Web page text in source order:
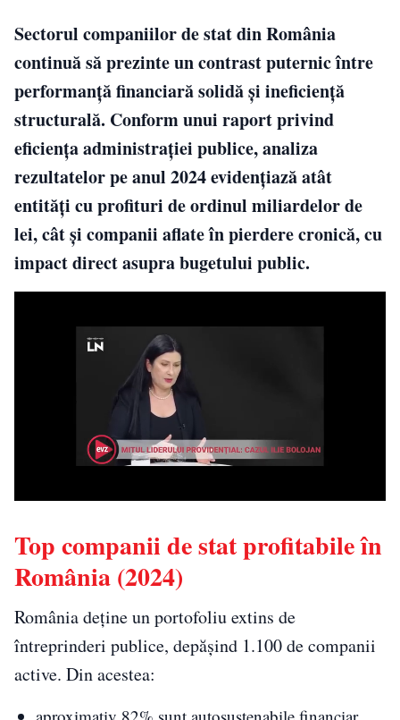
Sectorul companiilor de stat din România
continuă să prezinte un contrast puternic între
performanță financiară solidă și ineficiență
structurală. Conform unui raport privind
eficiența administrației publice, analiza
rezultatelor pe anul 2024 evidențiază atât
entități cu profituri de ordinul miliardelor de
lei, cât și companii aflate în pierdere cronică, cu
impact direct asupra bugetului public.
Top companii de stat profitabile în
România (2024)
România deține un portofoliu extins de
întreprinderi publice, depășind 1.100 de companii
active. Din acestea: